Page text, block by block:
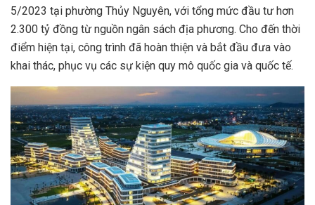
5/2023 tại phường Thủy Nguyên, với tổng mức đầu tư hơn
2.300 tỷ đồng từ nguồn ngân sách địa phương. Cho đến thời
điểm hiện tại, công trình đã hoàn thiện và bắt đầu đưa vào
khai thác, phục vụ các sự kiện quy mô quốc gia và quốc tế.